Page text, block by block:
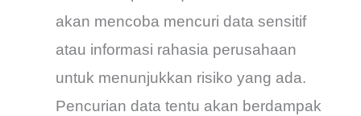
akan mencoba mencuri data sensitif
atau informasi rahasia perusahaan
untuk menunjukkan risiko yang ada.
Pencurian data tentu akan berdampak